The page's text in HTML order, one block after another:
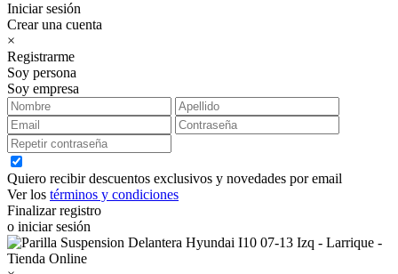
Iniciar sesión
Crear una cuenta
×
Registrarme
Soy persona
Soy empresa
Quiero recibir descuentos exclusivos y novedades por email
Ver los términos y condiciones
Finalizar registro
o iniciar sesión